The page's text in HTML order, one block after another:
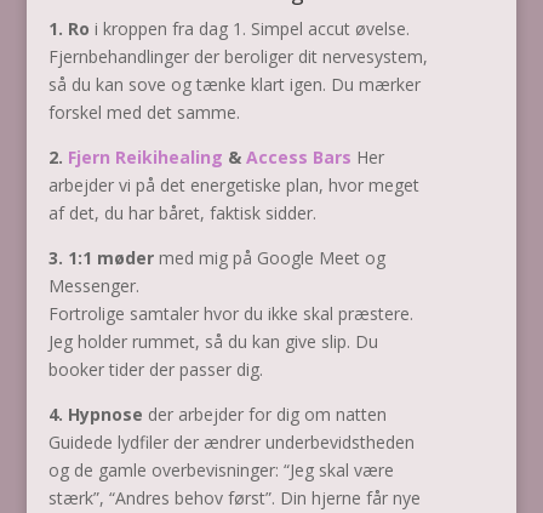
1. Ro i kroppen fra dag 1. Simpel accut øvelse.
Fjernbehandlinger der beroliger dit nervesystem,
så du kan sove og tænke klart igen. Du mærker
forskel med det samme.
2. Fjern Reikihealing &Access Bars Her
arbejder vi på det energetiske plan, hvor meget
af det, du har båret, faktisk sidder.
3. 1:1 møder med mig på Google Meet og
Messenger.
Fortrolige samtaler hvor du ikke skal præstere.
Jeg holder rummet, så du kan give slip. Du
booker tider der passer dig.
4. Hypnose der arbejder for dig om natten
Guidede lydfiler der ændrer underbevidstheden
og de gamle overbevisninger: “Jeg skal være
stærk”, “Andres behov først”. Din hjerne får nye